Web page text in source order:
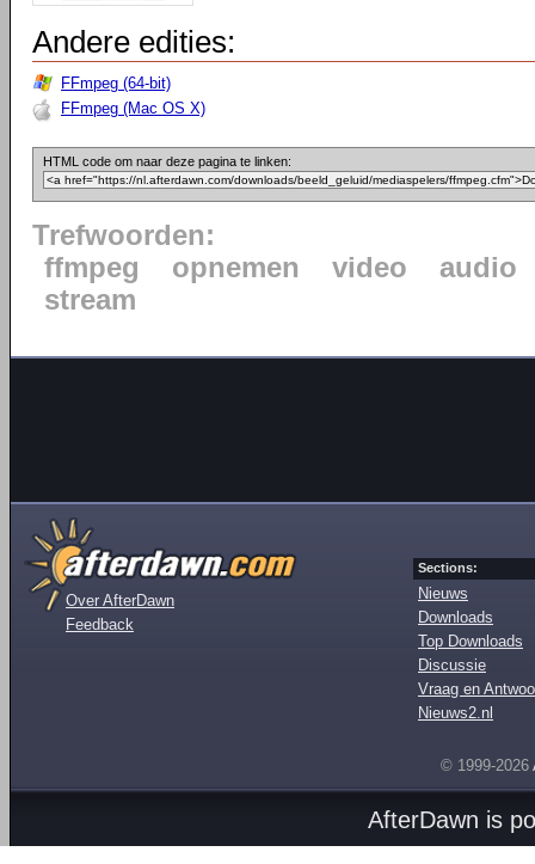
Andere edities:
FFmpeg (64-bit)
FFmpeg (Mac OS X)
HTML code om naar deze pagina te linken:
Trefwoorden:
ffmpeg
opnemen video
audio
stream
Over AfterDawn
Feedback
Sections:
Nieuws
Downloads
Top Downloads
Discussie
Vraag en
Nieuws2.nl
© 1999-2026
AfterDawn is